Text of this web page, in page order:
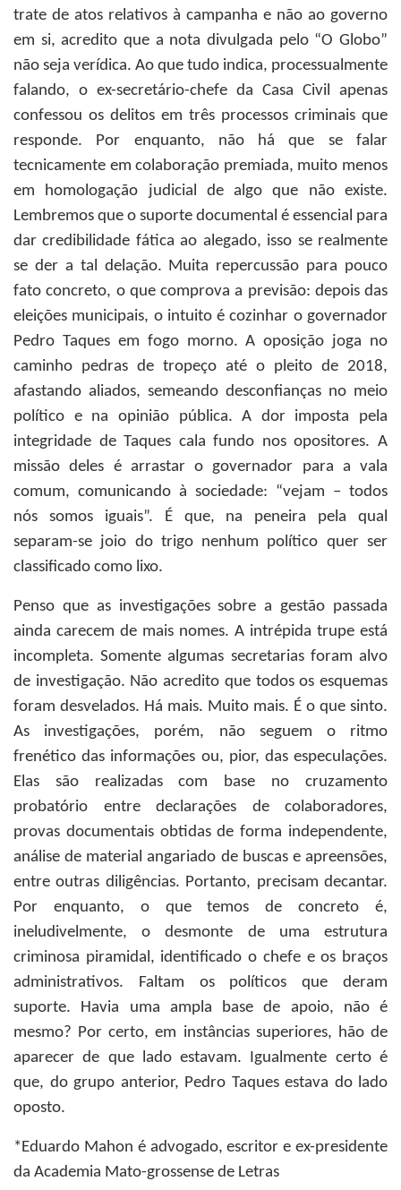
trate de atos relativos à campanha e não ao governo
em si, acredito que a nota divulgada pelo “O Globo”
não seja verídica. Ao que tudo indica, processualmente
falando, o ex-secretário-chefe da Casa Civil apenas
confessou os delitos em três processos criminais que
responde. Por enquanto, não há que se falar
tecnicamente em colaboração premiada, muito menos
em homologação judicial de algo que não existe.
Lembremos que o suporte documental é essencial para
dar credibilidade fática ao alegado, isso se realmente
se der a tal delação. Muita repercussão para pouco
fato concreto, o que comprova a previsão: depois das
eleições municipais, o intuito é cozinhar o governador
Pedro Taques em fogo morno. A oposição joga no
caminho pedras de tropeço até o pleito de 2018,
afastando aliados, semeando desconfianças no meio
político e na opinião pública. A dor imposta pela
integridade de Taques cala fundo nos opositores. A
missão deles é arrastar o governador para a vala
comum, comunicando à sociedade: “vejam – todos
nós somos iguais”. É que, na peneira pela qual
separam-se joio do trigo nenhum político quer ser
classificado como lixo.
Penso que as investigações sobre a gestão passada
ainda carecem de mais nomes. A intrépida trupe está
incompleta. Somente algumas secretarias foram alvo
de investigação. Não acredito que todos os esquemas
foram desvelados. Há mais. Muito mais. É o que sinto.
As investigações, porém, não seguem o ritmo
frenético das informações ou, pior, das especulações.
Elas são realizadas com base no cruzamento
probatório entre declarações de colaboradores,
provas documentais obtidas de forma independente,
análise de material angariado de buscas e apreensões,
entre outras diligências. Portanto, precisam decantar.
Por enquanto, o que temos de concreto é,
ineludivelmente, o desmonte de uma estrutura
criminosa piramidal, identificado o chefe e os braços
administrativos. Faltam os políticos que deram
suporte. Havia uma ampla base de apoio, não é
mesmo? Por certo, em instâncias superiores, hão de
aparecer de que lado estavam. Igualmente certo é
que, do grupo anterior, Pedro Taques estava do lado
oposto.
*Eduardo Mahon é advogado, escritor e ex-presidente
da Academia Mato-grossense de Letras